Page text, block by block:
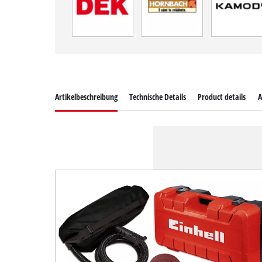
Artikelbeschreibung Technische Details Product details